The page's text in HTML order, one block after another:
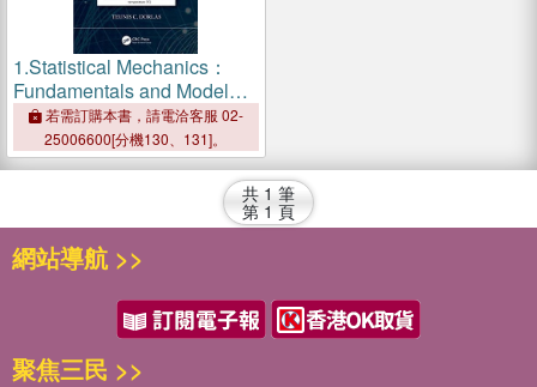
1.Statistical Mechanics：
Fundamentals and Model
Solutions
若需訂購本書，請電洽客服 02-
25006600[分機130、131]。
共 1 筆
第 1 頁
網站導航 >>
聚焦三民 >>